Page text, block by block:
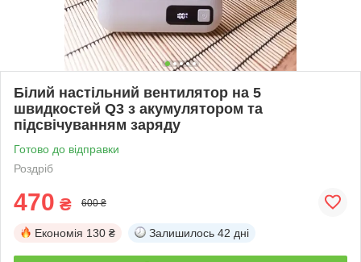
Білий настільний вентилятор на 5
швидкостей Q3 з акумулятором та
підсвічуванням заряду
Готово до відправки
Роздріб
470 ₴ 600 ₴
Економія 130 ₴ Залишилось 42 дні